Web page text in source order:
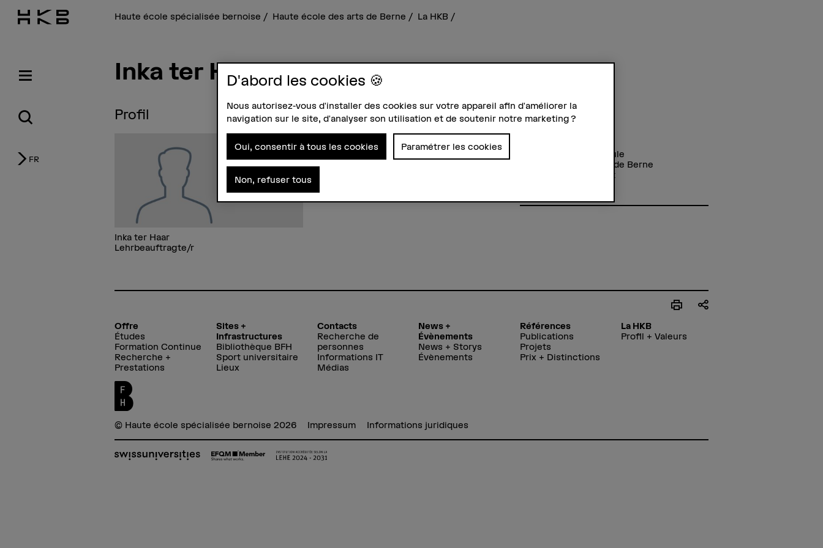
FR
Haute école spécialisée bernoise Haute école des arts de Berne La HKB
Inka ter Haar
Profil
Inka ter Haar
Lehrbeauftragte/r
Contact
Berner Fachhochschule
Haute école des arts de Berne
Gestaltung und Kunst
Offre
Études
Formation Continue
Recherche +
Prestations
Sites +
Infrastructures
Bibliothèque BFH
Sport universitaire
Lieux
Contacts
Recherche de
personnes
Informations IT
Médias
News +
Évènements
News + Storys
Évènements
Références
Publications
Projets
Prix + Distinctions
La HKB
Profil + Valeurs
© Haute école spécialisée bernoise 2026 Impressum Informations juridiques
D'abord les cookies 🍪
Nous autorisez-vous d'installer des cookies sur votre appareil afin d'améliorer la
navigation sur le site, d'analyser son utilisation et de soutenir notre marketing ?
Oui, consentir à tous les cookies Paramétrer les cookies
Non, refuser tous